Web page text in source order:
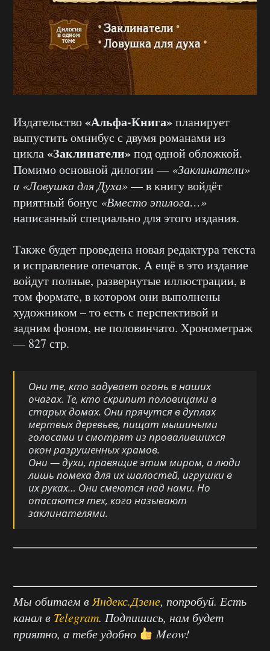
Издательство«Альфа-Книга»планирует
выпустить омнибус с двумя романами из
цикла«Заклинатели»под одной обложкой.
Помимо основной дилогии — «Заклинатели»
и «Ловушка для Духа»— в книгу войдёт
приятный бонус «Вместо эпилога…»
написанный специально для этого издания.
Также будет проведена новая редактура текста
и исправление опечаток. А ещё в это издание
войдут полные, развернутые иллюстрации, в
том формате, в котором они выполнены
художником – то есть с перспективой и
задним фоном, не половинчато. Хронометраж
— 827 стр.
Они те, кто задувает огонь в наших
очагах. Те, кто скрипит половицами в
старых домах. Они прячутся в дуплах
мертвых деревьев, пищат мышиными
голосами и смотрят из провалившихся
окон разрушенных храмов.
Они — духи, правящие этим миром, а люди
лишь помеха для их шалостей, игрушки в
их руках… Они смеются над нами. Но
опасаются тех, кого называют
заклинателями.
Мы обитаем вЯндекс.Дзене, попробуй. Есть
канал в Telegram. Подпишись, нам будет
приятно, а тебе удобно
Meow!